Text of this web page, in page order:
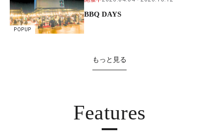
POPUP
BBQ DAYS
もっと見る
Features